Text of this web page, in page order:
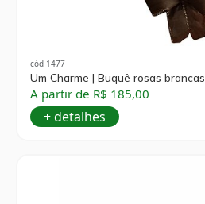
cód 1477
Um Charme | Buquê rosas brancas
A partir de R$ 185,00
+ detalhes